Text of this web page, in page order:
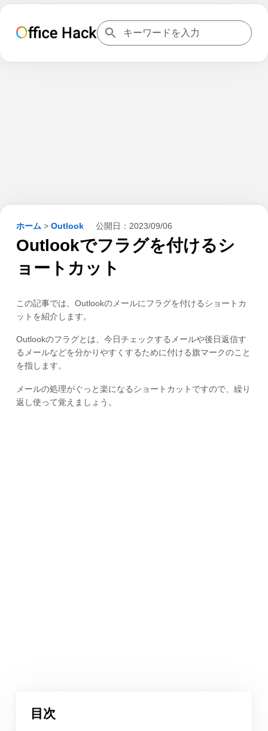
ホーム > Outlook 公開日： 2023/09/06
Outlookでフラグを付けるシ
ョートカット
この記事では、Outlookのメールにフラグを付けるショートカ
ットを紹介します。
Outlookのフラグとは、今日チェックするメールや後日返信す
るメールなどを分かりやすくするために付ける旗マークのこと
を指します。
メールの処理がぐっと楽になるショートカットですので、繰り
返し使って覚えましょう。
目次